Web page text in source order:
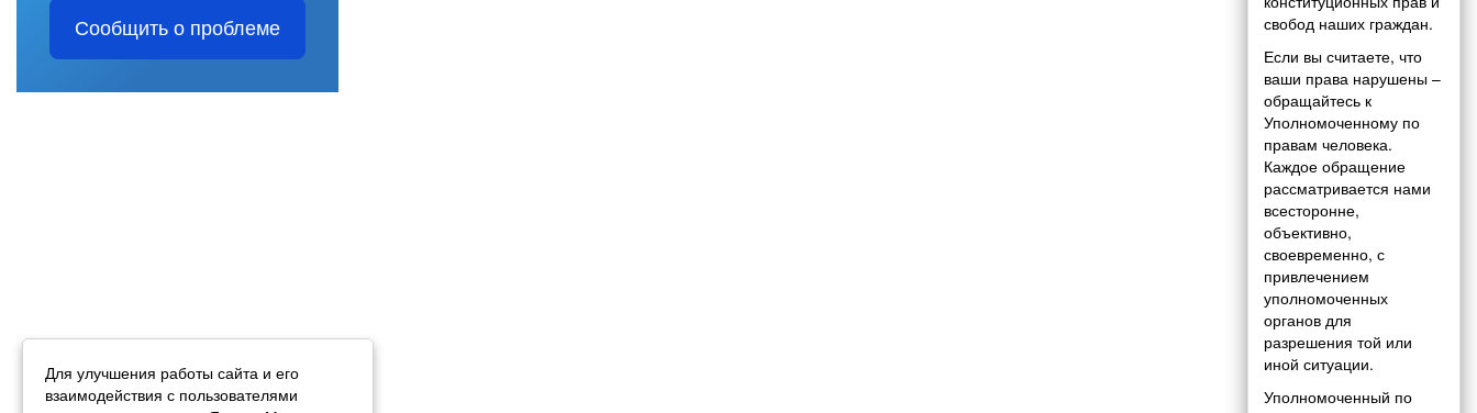
Сообщить о проблеме
свобод наших граждан.
Если вы считаете, что
ваши права нарушены –
обращайтесь к
Уполномоченному по
правам человека.
Каждое обращение
рассматривается нами
всесторонне,
объективно,
своевременно, с
привлечением
уполномоченных
органов для
разрешения той или
иной ситуации.
Уполномоченный по
Для улучшения работы сайта и его
взаимодействия с пользователями